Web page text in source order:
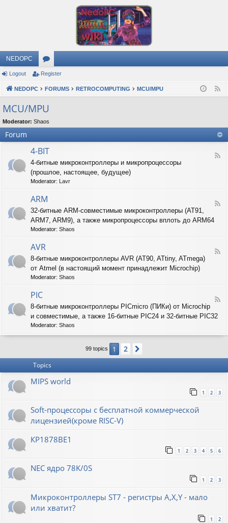
NEDOPC
or
u
m
s
Logout Register
NEDOPC FORUMS RETROCOMPUTING MCU/MPU
MCU/MPU
Moderator: Shaos
Forum
F
I
4-BIT
4-битные микроконтроллеры и микропроцессоры
(прошлое, настоящее, будущее)
Moderator: Lavr
F
e
R
ARM
32-битные ARM-совместимые микроконтроллеры (AT91,
ARM7, ARM9), а также микропроцессоры вплоть до ARM64
Moderator: Shaos
F
V
AVR
8-битные микроконтроллеры AVR (AT90, ATtiny, ATmega)
от Atmel (в настоящий момент принадлежит Microchip)
Moderator: Shaos
F
e
PIC
8-битные микроконтроллеры PICmicro (ПИКи) от Microchip
и совместимые, а также 16-битные PIC24 и 32-битные PIC32
Moderator: Shaos
99 topics 1 2
Topics
MIPS world
1 2 3
Soft-процессоры с бесплатной коммерческой
лицензией(кроме RISC-V)
КР1878ВЕ1
1 2 3 4 5 6
NEC ядро 78K/0S
1 2 3
Микроконтроллеры ST7 - регистры A,X,Y - мало
или хватит?
1 2